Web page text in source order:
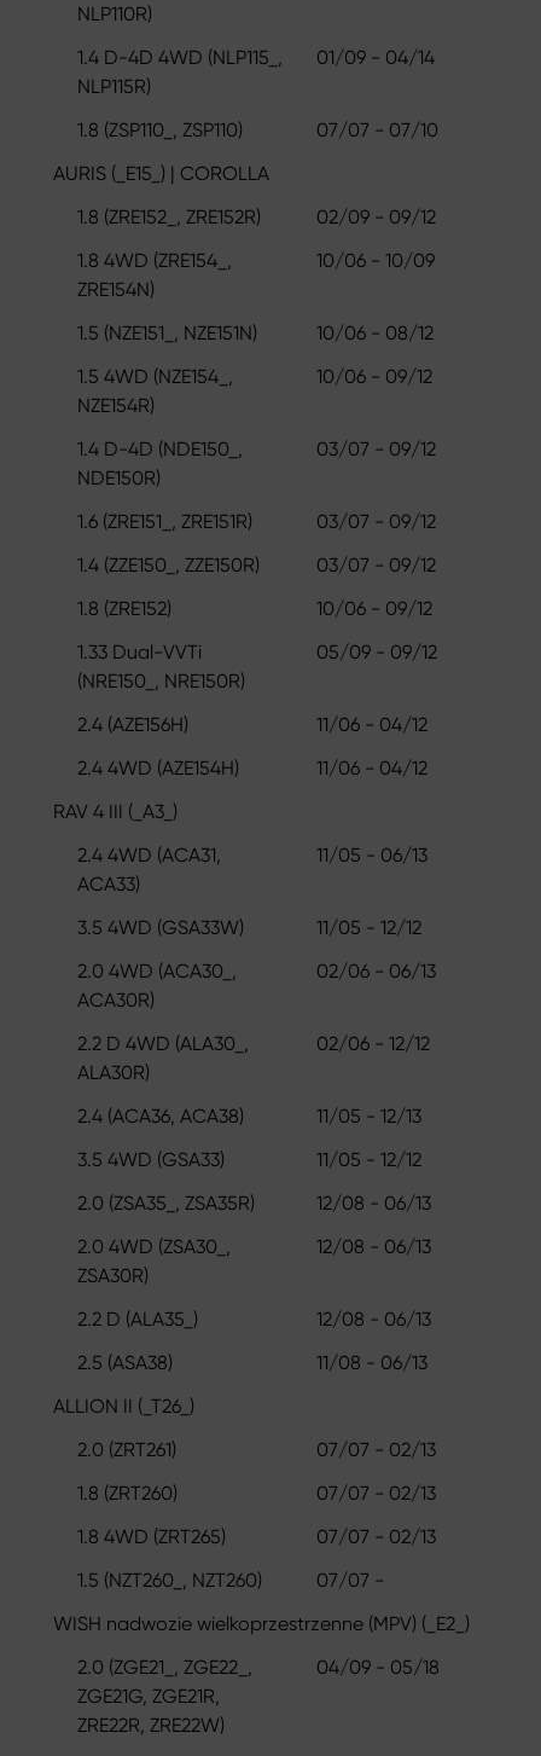
NLP110R)
1.4 D-4D 4WD (NLP115_,
NLP115R)
01/09 - 04/14
1.8 (ZSP110_, ZSP110)
07/07 - 07/10
AURIS (_E15_) | COROLLA
1.8 (ZRE152_, ZRE152R)
02/09 - 09/12
1.8 4WD (ZRE154_,
ZRE154N)
10/06 - 10/09
1.5 (NZE151_, NZE151N)
10/06 - 08/12
1.5 4WD (NZE154_,
NZE154R)
10/06 - 09/12
1.4 D-4D (NDE150_,
NDE150R)
03/07 - 09/12
1.6 (ZRE151_, ZRE151R)
03/07 - 09/12
1.4 (ZZE150_, ZZE150R)
03/07 - 09/12
1.8 (ZRE152)
10/06 - 09/12
1.33 Dual-VVTi
(NRE150_, NRE150R)
05/09 - 09/12
2.4 (AZE156H)
11/06 - 04/12
2.4 4WD (AZE154H)
11/06 - 04/12
RAV 4 III (_A3_)
2.4 4WD (ACA31,
ACA33)
11/05 - 06/13
3.5 4WD (GSA33W)
11/05 - 12/12
2.0 4WD (ACA30_,
ACA30R)
02/06 - 06/13
2.2 D 4WD (ALA30_,
ALA30R)
02/06 - 12/12
2.4 (ACA36, ACA38)
11/05 - 12/13
3.5 4WD (GSA33)
11/05 - 12/12
2.0 (ZSA35_, ZSA35R)
12/08 - 06/13
2.0 4WD (ZSA30_,
ZSA30R)
12/08 - 06/13
2.2 D (ALA35_)
12/08 - 06/13
2.5 (ASA38)
11/08 - 06/13
ALLION II (_T26_)
2.0 (ZRT261)
07/07 - 02/13
1.8 (ZRT260)
07/07 - 02/13
1.8 4WD (ZRT265)
07/07 - 02/13
1.5 (NZT260_, NZT260)
07/07 -
WISH nadwozie wielkoprzestrzenne (MPV) (_E2_)
2.0 (ZGE21_, ZGE22_,
ZGE21G, ZGE21R,
ZRE22R, ZRE22W)
04/09 - 05/18